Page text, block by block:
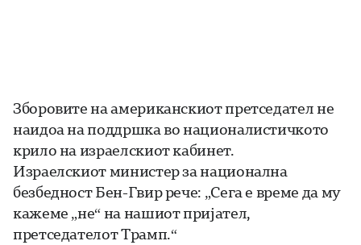
Зборовите на американскиот претседател не
наидоа на поддршка во националистичкото
крило на израелскиот кабинет.
Израелскиот министер за национална
безбедност Бен-Гвир рече: „Сега е време да му
кажеме „не“ на нашиот пријател,
претседателот Трамп.“